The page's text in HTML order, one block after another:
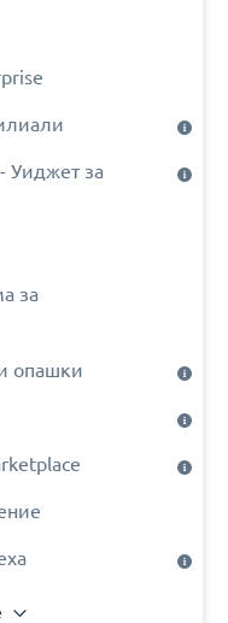
Уиджет за
за
опашки